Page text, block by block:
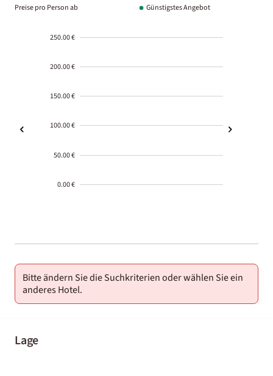
Preise pro Person ab Günstigstes Angebot
250.00 €
200.00 €
150.00 €
100.00 €
50.00 €
0.00 €
01-02
Bitte ändern Sie die Suchkriterien oder wählen Sie ein
anderes Hotel.
Lage